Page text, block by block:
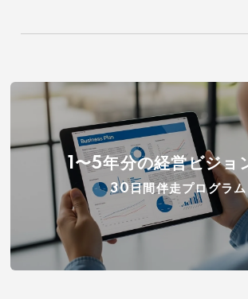
1〜5年分の経営ビジョ
30日間伴走プログラム